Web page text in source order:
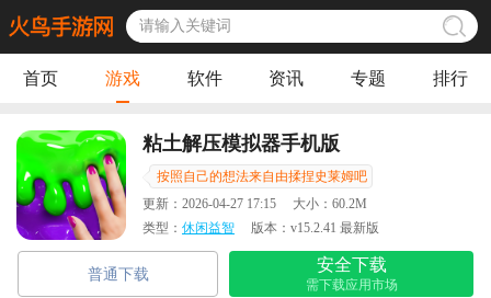
首页 游戏 软件 资讯 专题 排行
粘土解压模拟器手机版
按照自己的想法来自由揉捏史莱姆吧
更新： 2026-04-27 17:15 大小： 60.2M
类型： 休闲益智 版本： v15.2.41 最新版
普通下载
安全下载
需下载应用市场